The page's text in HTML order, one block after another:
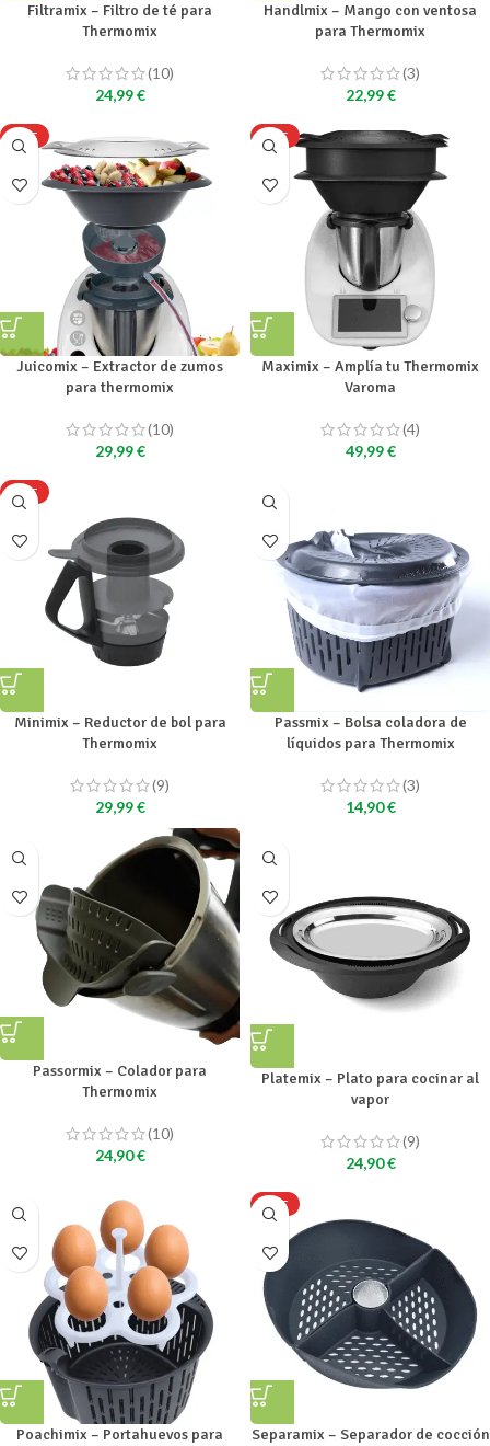
Filtramix – Filtro de té para
Thermomix
(10)
24,99€
Handlmix – Mango con ventosa
para Thermomix
(3)
22,99€
HOT
Juicomix – Extractor de zumos
para thermomix
(10)
29,99€
HOT
Maximix – Amplía tu Thermomix
Varoma
(4)
49,99€
HOT
Minimix – Reductor de bol para
Thermomix
(9)
29,99€
Passmix – Bolsa coladora de
líquidos para Thermomix
(3)
14,90€
Passormix – Colador para
Thermomix
(10)
24,90€
Platemix – Plato para cocinar al
vapor
(9)
24,90€
Poachimix – Portahuevos para
HOT
Separamix – Separador de cocción